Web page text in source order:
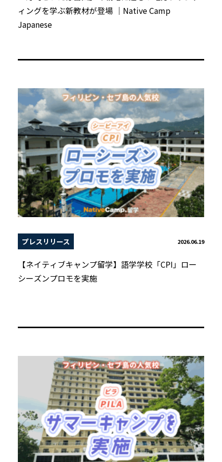
ィングを学ぶ新教材が登場 ｜Native Camp
Japanese
プレスリリース 2026.06.19
【ネイティブキャンプ留学】語学学校「CPI」ロー
シーズンプロモを実施